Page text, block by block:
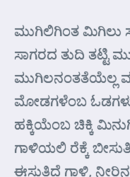
ಮುಗಿಲಿಗಿಂತ ಮಿಗಿಲು
ಸಾಗರದ ತುದಿ ತಟ್ಟಿ
ಮುಗಿಲನಂತತೆಯೆಲ್ಲ
ಮೋಡಗಳೆಂಬ ಓಡಗಳು
ಹಕ್ಕಿಯೆಂಬ ಚಿಕ್ಕಿ
ಗಾಳಿಯಲಿ ರೆಕ್ಕೆ
ಈಸುತಿದೆ ಗಾಳಿ,